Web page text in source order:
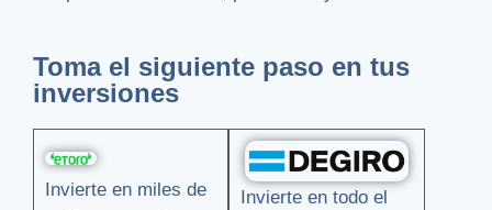
Toma el siguiente paso en tus
inversiones
Invierte en miles de
Invierte en todo el